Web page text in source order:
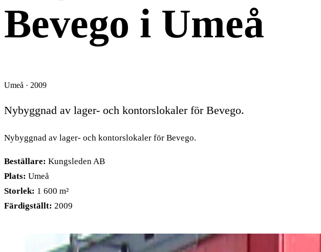
Bevego i Umeå
Umeå · 2009
Nybyggnad av lager- och kontorslokaler för Bevego.
Nybyggnad av lager- och kontorslokaler för Bevego.
Beställare: Kungsleden AB
Plats: Umeå
Storlek: 1 600 m²
Färdigställt: 2009